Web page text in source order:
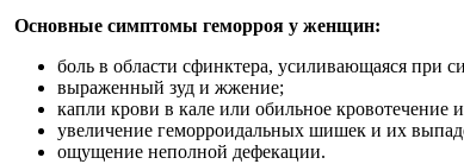
Основные симптомы геморроя у женщин:
боль в области сфинктера, усиливающаяся при
выраженный зуд и жжение;
капли крови в кале или обильное кровотечение
увеличение геморроидальных шишек и их
ощущение неполной дефекации.